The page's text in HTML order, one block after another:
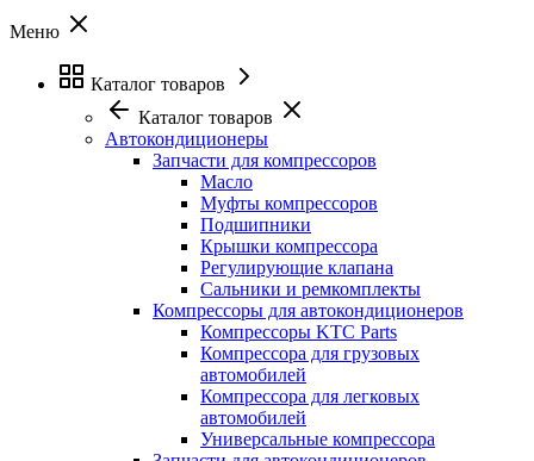
Меню
Каталог товаров
Каталог товаров
Автокондиционеры
Запчасти для компрессоров
Масло
Муфты компрессоров
Подшипники
Крышки компрессора
Регулирующие клапана
Сальники и ремкомплекты
Компрессоры для автокондиционеров
Компрессоры KTC Parts
Компрессора для грузовых
автомобилей
Компрессора для легковых
автомобилей
Универсальные компрессора